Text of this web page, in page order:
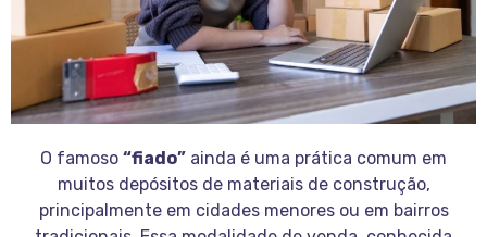
O famoso “fiado” ainda é uma prática comum em
muitos depósitos de materiais de construção,
principalmente em cidades menores ou em bairros